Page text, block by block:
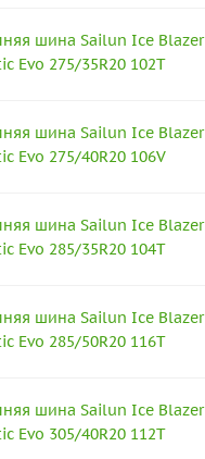
шина Sailun Ice Blazer
Evo 275/35R20 102T
шина Sailun Ice Blazer
Evo 275/40R20 106V
шина Sailun Ice Blazer
Evo 285/35R20 104T
шина Sailun Ice Blazer
Evo 285/50R20 116T
шина Sailun Ice Blazer
Evo 305/40R20 112T